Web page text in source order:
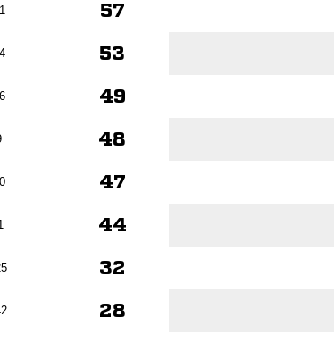
57
53
49
48
47
44
32
28